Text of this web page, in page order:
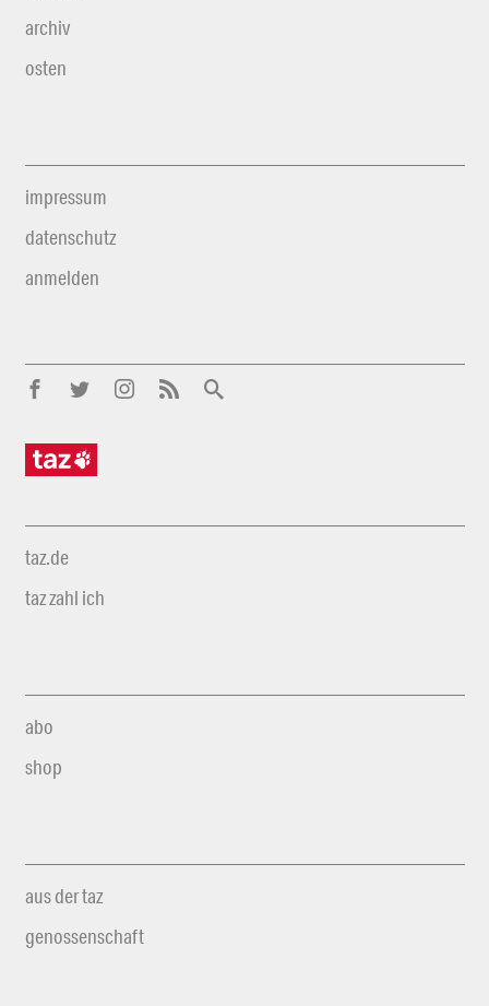
archiv
osten
impressum
datenschutz
anmelden
taz.de
taz zahl ich
abo
shop
aus der taz
genossenschaft